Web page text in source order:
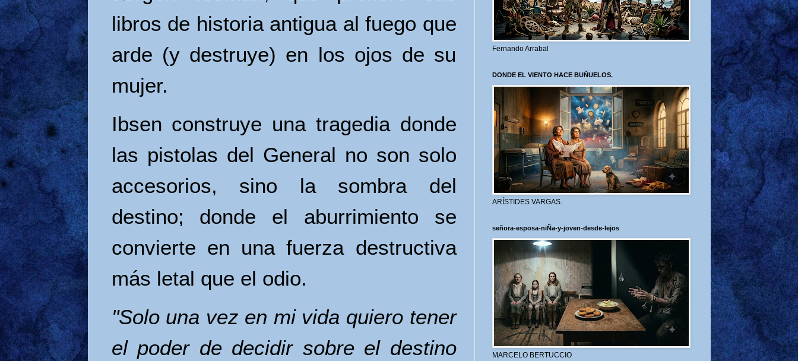
libros de historia antigua al fuego que
arde (y destruye) en los ojos de su
mujer.
Ibsen construye una tragedia donde
las pistolas del General no son solo
accesorios, sino la sombra del
destino; donde el aburrimiento se
convierte en una fuerza destructiva
más letal que el odio.
"Solo una vez en mi vida quiero tener
el poder de decidir sobre el destino
Fernando Arrabal
DONDE EL VIENTO HACE BUÑUELOS.
ARÍSTIDES VARGAS.
señora-esposa-niÑa-y-joven-desde-lejos
MARCELO BERTUCCIO